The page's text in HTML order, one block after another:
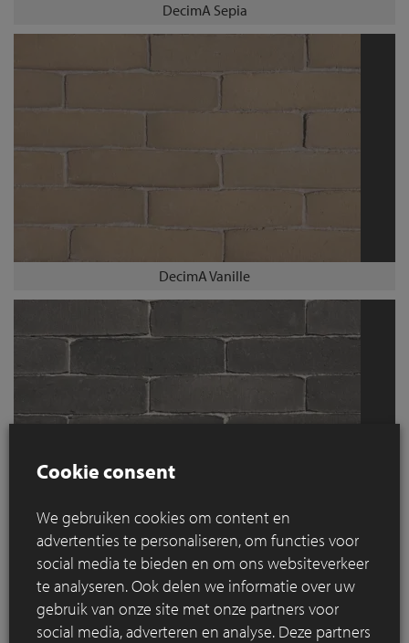
DecimA Sepia
DecimA Vanille
DecimA Titaan
Cookie consent
We gebruiken cookies om content en
advertenties te personaliseren, om functies voor
social media te bieden en om ons websiteverkeer
te analyseren. Ook delen we informatie over uw
gebruik van onze site met onze partners voor
social media, adverteren en analyse. Deze partners